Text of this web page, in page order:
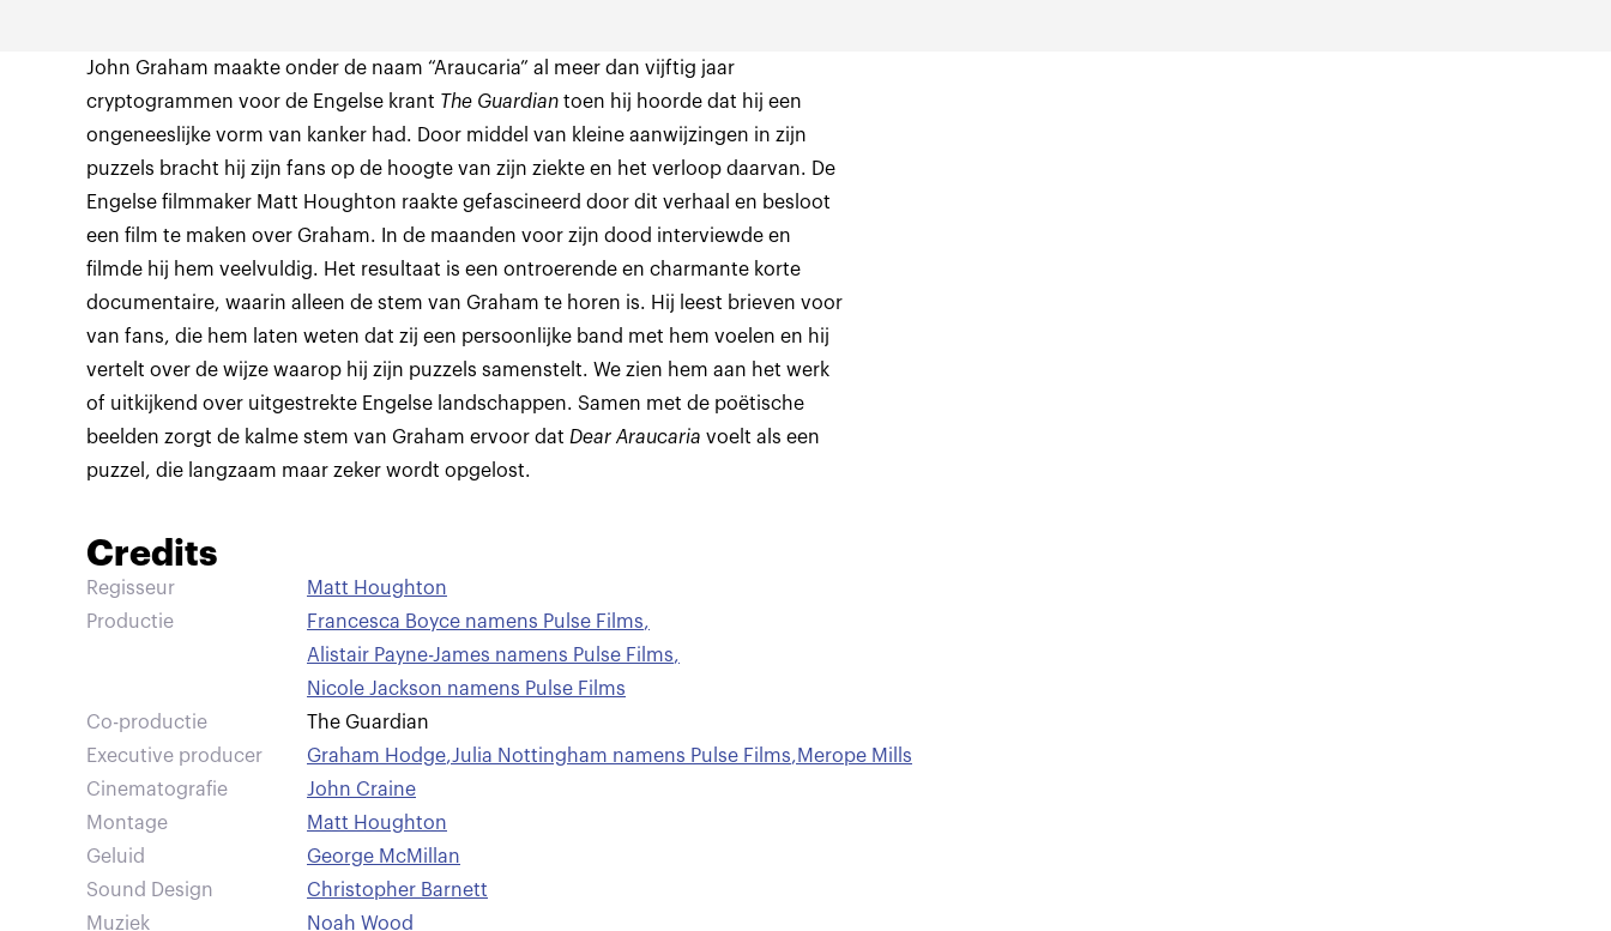
John Graham maakte onder de naam “Araucaria” al meer dan vijftig jaar
cryptogrammen voor de Engelse krant The Guardian toen hij hoorde dat hij een
ongeneeslijke vorm van kanker had. Door middel van kleine aanwijzingen in zijn
puzzels bracht hij zijn fans op de hoogte van zijn ziekte en het verloop daarvan. De
Engelse filmmaker Matt Houghton raakte gefascineerd door dit verhaal en besloot
een film te maken over Graham. In de maanden voor zijn dood interviewde en
filmde hij hem veelvuldig. Het resultaat is een ontroerende en charmante korte
documentaire, waarin alleen de stem van Graham te horen is. Hij leest brieven voor
van fans, die hem laten weten dat zij een persoonlijke band met hem voelen en hij
vertelt over de wijze waarop hij zijn puzzels samenstelt. We zien hem aan het werk
of uitkijkend over uitgestrekte Engelse landschappen. Samen met de poëtische
beelden zorgt de kalme stem van Graham ervoor dat Dear Araucaria voelt als een
puzzel, die langzaam maar zeker wordt opgelost.
Credits
Regisseur
Matt Houghton
Productie
Francesca Boyce namens Pulse Films,
Alistair Payne-James namens Pulse Films,
Nicole Jackson namens Pulse Films
Co-productie
The Guardian
Executive producer
Graham Hodge,Julia Nottingham namens Pulse Films,Merope Mills
Cinematografie
John Craine
Montage
Matt Houghton
Geluid
George McMillan
Sound Design
Christopher Barnett
Muziek
Noah Wood